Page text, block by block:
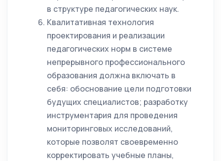
в структуре педагогических наук.
Квалитативная технология
проектирования и реализации
педагогических норм в системе
непрерывного профессионального
образования должна включать в
себя: обоснование цели подготовки
будущих специалистов; разработку
инструментария для проведения
мониторинговых исследований,
которые позволят своевременно
корректировать учебные планы,